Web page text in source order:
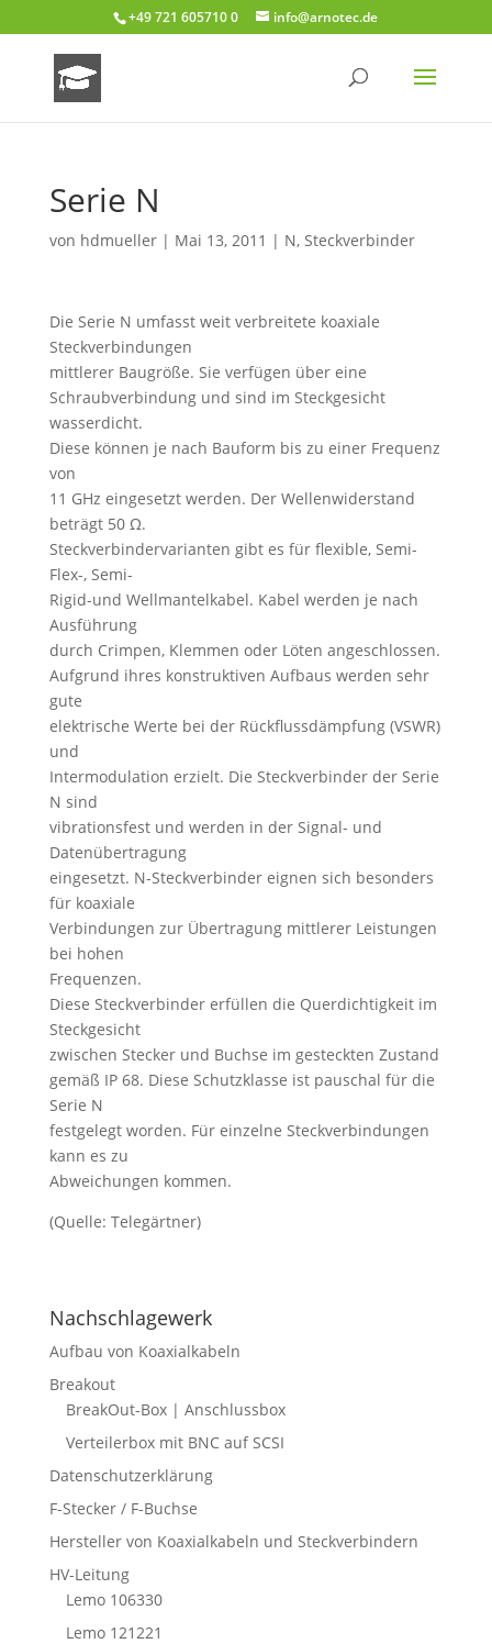
+49 721 605710 0 info@arnotec.de
Serie N
von hdmueller| Mai 13, 2011 | N, Steckverbinder
Die Serie N umfasst weit verbreitete koaxiale
Steckverbindungen
mittlerer Baugröße. Sie verfügen über eine
Schraubverbindung und sind im Steckgesicht
wasserdicht.
Diese können je nach Bauform bis zu einer Frequenz
von
11 GHz eingesetzt werden. Der Wellenwiderstand
beträgt 50 Ω.
Steckverbindervarianten gibt es für flexible, Semi-
Flex-, Semi-
Rigid-und Wellmantelkabel. Kabel werden je nach
Ausführung
durch Crimpen, Klemmen oder Löten angeschlossen.
Aufgrund ihres konstruktiven Aufbaus werden sehr
gute
elektrische Werte bei der Rückflussdämpfung (VSWR)
und
Intermodulation erzielt. Die Steckverbinder der Serie
N sind
vibrationsfest und werden in der Signal- und
Datenübertragung
eingesetzt. N-Steckverbinder eignen sich besonders
für koaxiale
Verbindungen zur Übertragung mittlerer Leistungen
bei hohen
Frequenzen.
Diese Steckverbinder erfüllen die Querdichtigkeit im
Steckgesicht
zwischen Stecker und Buchse im gesteckten Zustand
gemäß IP 68. Diese Schutzklasse ist pauschal für die
Serie N
festgelegt worden. Für einzelne Steckverbindungen
kann es zu
Abweichungen kommen.
(Quelle: Telegärtner)
Nachschlagewerk
Aufbau von Koaxialkabeln
Breakout
BreakOut-Box | Anschlussbox
Verteilerbox mit BNC auf SCSI
Datenschutzerklärung
F-Stecker / F-Buchse
Hersteller von Koaxialkabeln und Steckverbindern
HV-Leitung
Lemo 106330
Lemo 121221